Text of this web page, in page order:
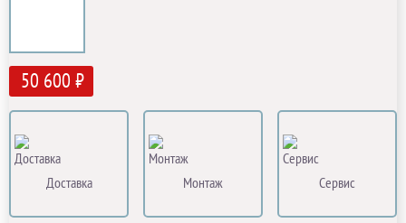
50 600 ₽
Доставка Монтаж Сервис